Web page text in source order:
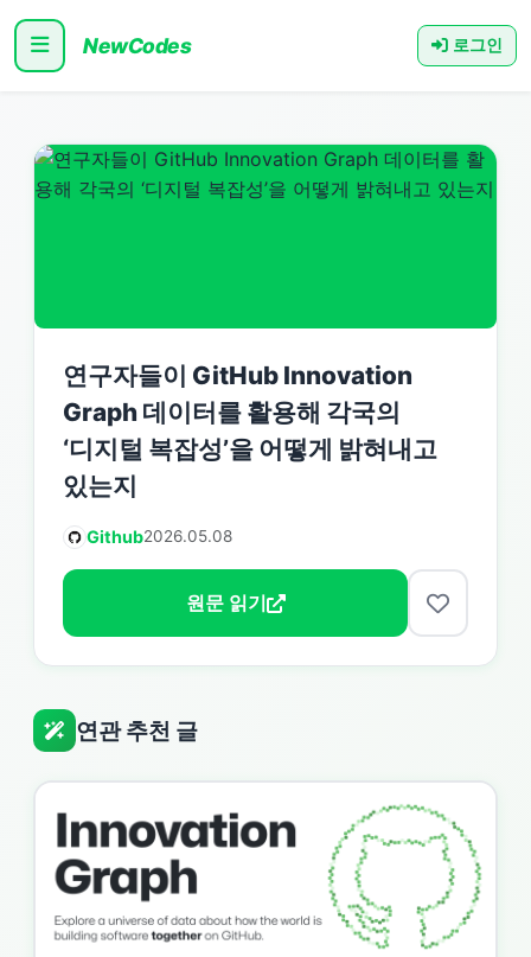
NewCodes 로그인
연구자들이 GitHub Innovation
Graph 데이터를 활용해 각국의
‘디지털 복잡성’을 어떻게 밝혀내고
있는지
Github2026.05.08
원문 읽기
연관 추천 글